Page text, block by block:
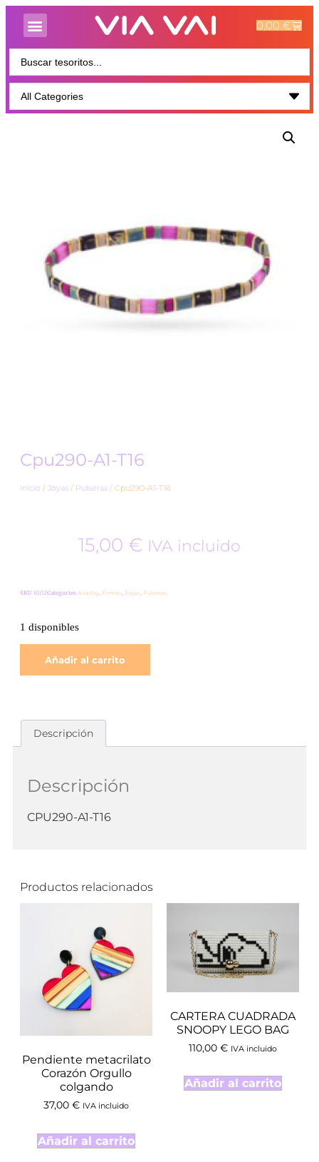
0,00€
Cpu290-A1-T16
Inicio / Joyas / Pulseras / Cpu290-A1-T16
15,00 € IVA incluido
SKU 8102Categories Anartxy, Firmas, Joyas, Pulseras
1 disponibles
Añadir al carrito
Descripción
Descripción
CPU290-A1-T16
Productos relacionados
Pendiente metacrilato
Corazón Orgullo
colgando
37,00 € IVA incluido
Añadir al carrito
CARTERA CUADRADA
SNOOPY LEGO BAG
110,00 € IVA incluido
Añadir al carrito